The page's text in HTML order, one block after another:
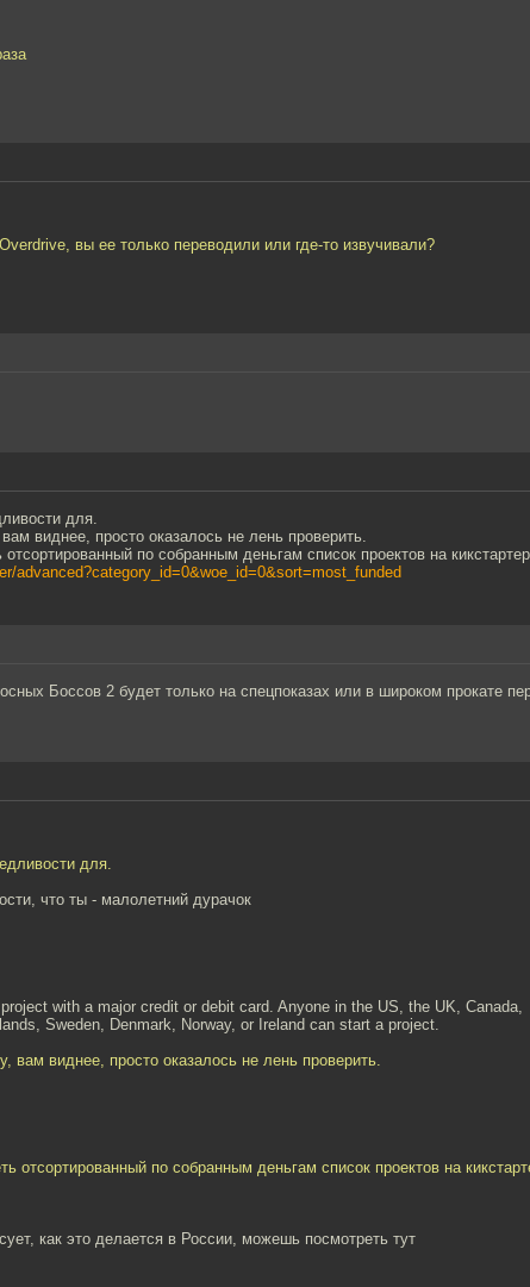
вы ее только переводили или где-то извучивали?
для.
виднее, просто оказалось не лень проверить.
по собранным деньгам список проектов на
advanced?category_id=0&woe_id=0&sort=most_funded
Боссов 2 будет только на спецпоказах или в широком прокате
для.
что ты - малолетний дурачок
with a major credit or debit card. Anyone in the US, the UK, Canada,
Sweden, Denmark, Norway, or Ireland can start a project.
вам виднее, просто оказалось не лень проверить.
отсортированный по собранным деньгам список проектов на
как это делается в России, можешь посмотреть тут